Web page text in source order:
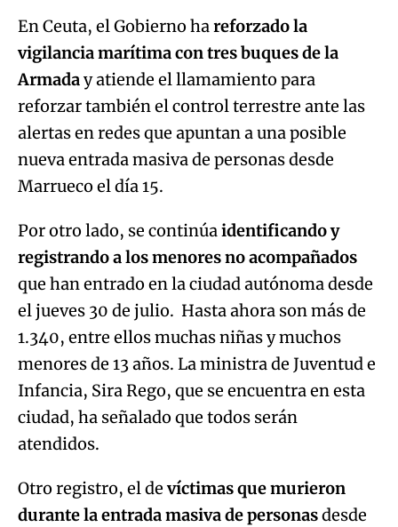
En Ceuta, el Gobierno hareforzado la
vigilancia marítima con tres buques de la
Armaday atiende el llamamiento para
reforzar también el control terrestre ante las
alertas en redes que apuntan a una posible
nueva entrada masiva de personas desde
Marrueco el día 15.
Por otro lado, se continúaidentificando y
registrando a los menores no acompañados
que han entrado en la ciudad autónoma desde
el jueves 30 de julio. Hasta ahora son más de
1.340, entre ellos muchas niñas y muchos
menores de 13 años. La ministra de Juventud e
Infancia, Sira Rego, que se encuentra en esta
ciudad, ha señalado que todos serán
atendidos.
Otro registro, el devíctimas que murieron
durante la entrada masiva de personasdesde